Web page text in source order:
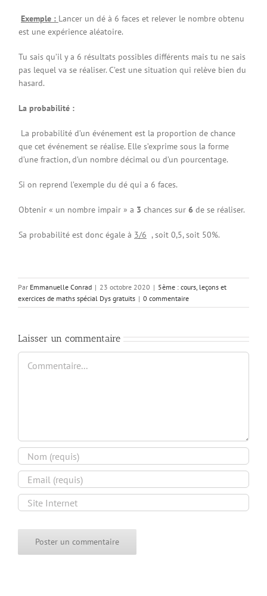
Exemple : Lancer un dé à 6 faces et relever le nombre obtenu
est une expérience aléatoire.
Tu sais qu’il y a 6 résultats possibles différents mais tu ne sais
pas lequel va se réaliser. C’est une situation qui relève bien du
hasard.
La probabilité :
La probabilité d’un événement est la proportion de chance
que cet événement se réalise. Elle s’exprime sous la forme
d’une fraction, d’un nombre décimal ou d’un pourcentage.
Si on reprend l’exemple du dé qui a 6 faces.
Obtenir « un nombre impair » a 3 chances sur 6 de se réaliser.
Sa probabilité est donc égale à 3/6 , soit 0,5, soit 50%.
Par Emmanuelle Conrad | 23 octobre 2020 | 5ème : cours, leçons et
exercices de maths spécial Dys gratuits | 0 commentaire
Laisser un commentaire
Commentaire